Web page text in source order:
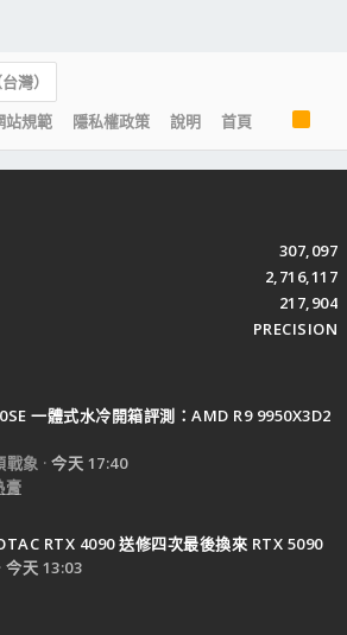
灣）
站規範 隱私權政策 說明 首頁
R
S
S
307,097
2,716,117
217,904
PRECISION
一體式水冷開箱評測：AMD R9 9950X3D2
戰象
今天 17:40
膏
RTX 4090 送修四次最後換來 RTX 5090
今天 13:03